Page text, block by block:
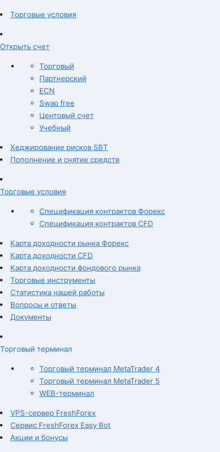
Торговые условия
Открыть счет
Торговый
Партнерский
ECN
Swap free
Центовый счет
Учебный
Хеджирование рисков SBT
Пополнение и снятие средств
Торговые условия
Спецификация контрактов Форекс
Спецификация контрактов CFD
Карта доходности рынка Форекс
Карта доходности CFD
Карта доходности фондового рынка
Торговые инструменты
Статистика нашей работы
Вопросы и ответы
Документы
Торговый терминал
Торговый терминал MetaTrader 4
Торговый терминал MetaTrader 5
WEB-терминал
VPS-сервер FreshForex
Сервис FreshForex Easy Bot
Акции и бонусы